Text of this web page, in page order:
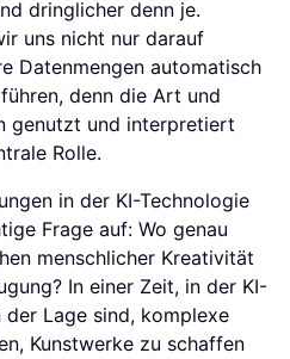
dringlicher denn je.
uns nicht nur darauf
Datenmengen automatisch
denn die Art und
genutzt und interpretiert
Rolle.
in der KI-Technologie
Frage auf: Wo genau
menschlicher Kreativität
In einer Zeit, in der KI-
Lage sind, komplexe
Kunstwerke zu schaffen